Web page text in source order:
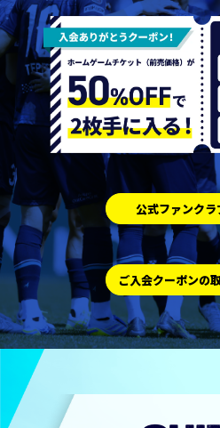
公式ファンクラ
ご入会クーポンの